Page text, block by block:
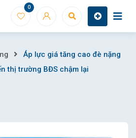
0
Áp lực giá tăng cao đè nặng
thị trường BĐS chậm lại